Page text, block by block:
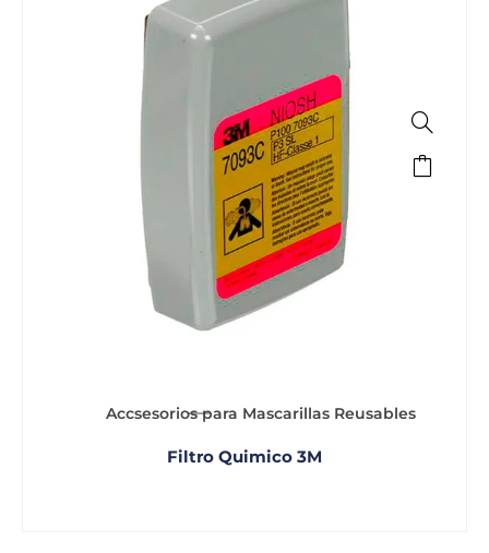
Accsesorios para Mascarillas Reusables
Filtro Quimico 3M